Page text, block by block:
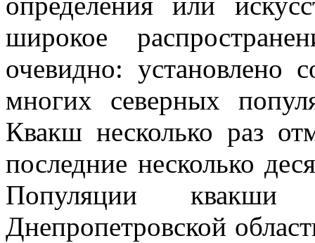
широкое
очевидно: установлено
многих северных
Квакш несколько раз
последние несколько
Популяции
Днепропетровской